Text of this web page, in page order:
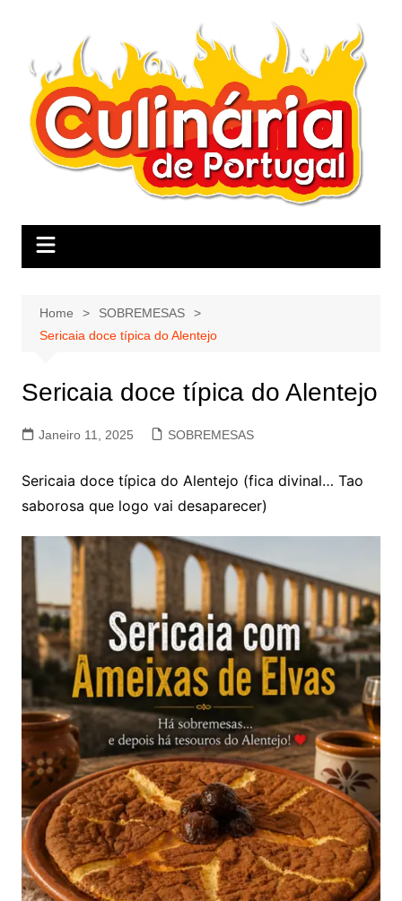
Home
SOBREMESAS
Sericaia doce típica do Alentejo
Sericaia doce típica do Alentejo
Janeiro 11, 2025 SOBREMESAS
Sericaia doce típica do Alentejo (fica divinal… Tao
saborosa que logo vai desaparecer)